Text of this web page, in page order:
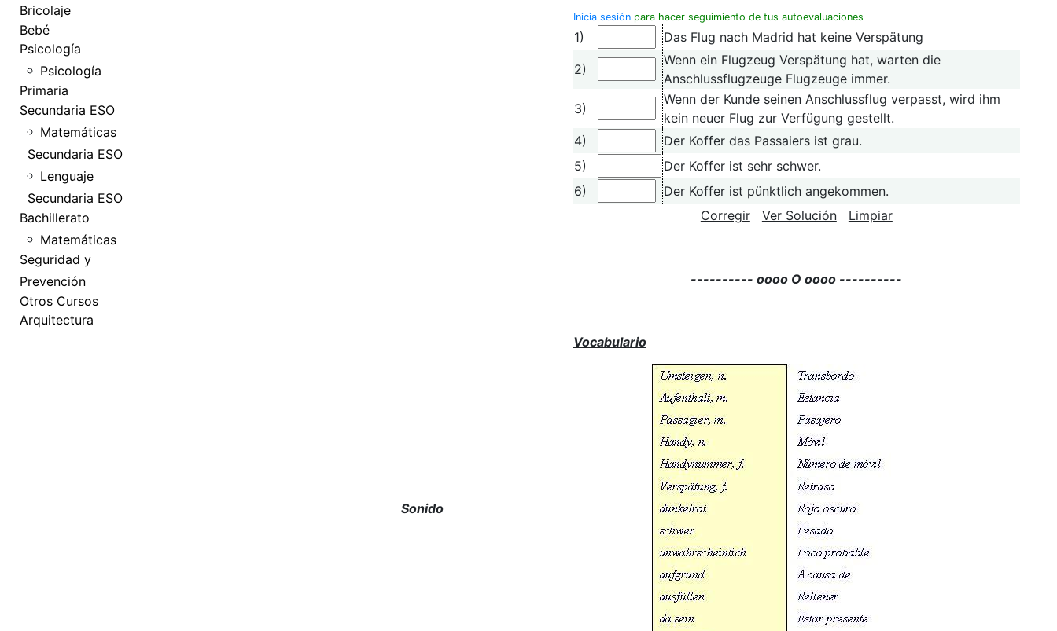
Bricolaje
Bebé
Psicología
Psicología
Primaria
Secundaria ESO
Matemáticas
Secundaria ESO
Lenguaje
Secundaria ESO
Bachillerato
Matemáticas
Seguridad y
Prevención
Otros Cursos
Arquitectura
Sonido
Inicia sesiónpara hacer seguimiento de tus autoevaluaciones
1) Das Flug nach Madrid hat keine Verspätung
2)
Wenn ein Flugzeug Verspätung hat, warten die
Anschlussflugzeuge Flugzeuge immer.
3)
Wenn der Kunde seinen Anschlussflug verpasst, wird ihm
kein neuer Flug zur Verfügung gestellt.
4)
Der Koffer das Passaiers ist grau.
5)
Der Koffer ist sehr schwer.
6)
Der Koffer ist pünktlich angekommen.
Corregir
Ver Solución Limpiar
---------- oooo O oooo ----------
Vocabulario